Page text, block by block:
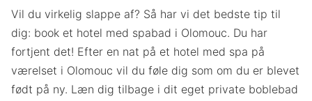
Vil du virkelig slappe af? Så har vi det bedste tip til
dig: book et hotel med spabad i Olomouc. Du har
fortjent det! Efter en nat på et hotel med spa på
værelset i Olomouc vil du føle dig som om du er blevet
født på ny. Læn dig tilbage i dit eget private boblebad